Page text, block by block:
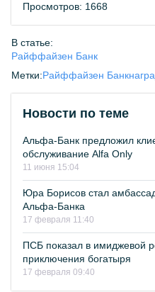
Просмотров: 1668
В статье:
Райффайзен Банк
Метки:Райффайзен Банк
Новости по теме
Альфа-Банк предложил
обслуживание Alfa Only
11 июня 15:04
Юра Борисов стал
Альфа-Банка
17 февраля 11:40
ПСБ показал в имиджевой
приключения богатыря
17 февраля 09:40